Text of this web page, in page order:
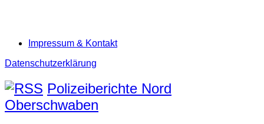
Impressum & Kontakt
Datenschutzerklärung
Polizeiberichte Nord
Oberschwaben